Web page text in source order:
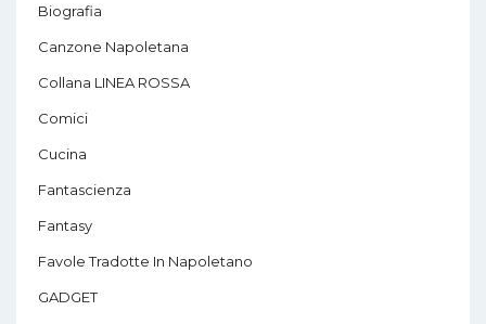
Biografia
Canzone Napoletana
Collana LINEA ROSSA
Comici
Cucina
Fantascienza
Fantasy
Favole Tradotte In Napoletano
GADGET